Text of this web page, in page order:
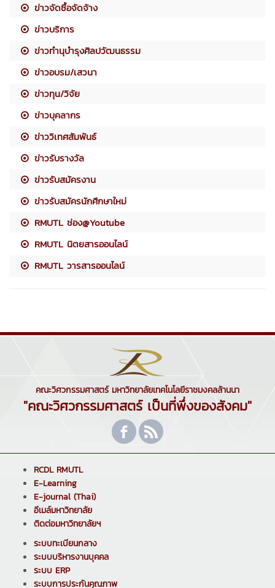
ข่าวจัดซื้อจัดจ้าง
ข่าวบริการ
ข่าวทำนุบำรุงศิลปวัฒนธรรม
ข่าวอบรม/เสวนา
ข่าวทุน/วิจัย
ข่าวบุคลากร
ข่าววิเทศสัมพันธ์
ข่าวรับรางวัล
ข่าวรับสมัครงาน
ข่าวรับสมัครนักศึกษาใหม่
RMUTL ช่อง@Youtube
RMUTL นิตยสารออนไลน์
RMUTL วารสารออนไลน์
คณะวิศวกรรมศาสตร์ มหาวิทยาลัยเทคโนโลยีราชมงคลล้านนา
"คณะวิศวกรรมศาสตร์ เป็นที่พึ่งของสังคม"
RCDL RMUTL
E-Learning
E-journal (Thai)
อีเมล์มหาวิทยาลัย
ติดต่อมหาวิทยาลัยฯ
ระบบทะเบียนกลาง
ระบบบริหารงานบุคคล
ระบบ ERP
ระบบการประกันคุณภาพ